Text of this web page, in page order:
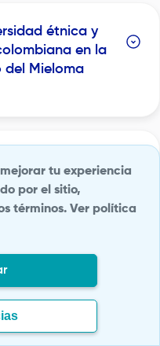
étnica y
en la
del Mieloma
entre las
y grupos
en la
móvil mejorar
de los
en
tu experiencia
por el sitio,
términos.Ver política